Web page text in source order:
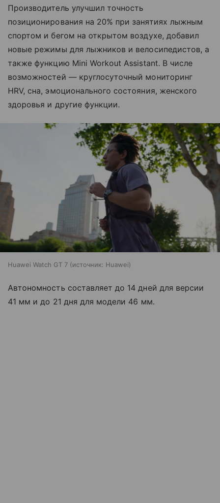
Производитель улучшил точность
позиционирования на 20% при занятиях лыжным
спортом и бегом на открытом воздухе, добавил
новые режимы для лыжников и велосипедистов, а
также функцию Mini Workout Assistant. В числе
возможностей — круглосуточный мониторинг
HRV, сна, эмоционального состояния, женского
здоровья и другие функции.
Huawei Watch GT 7 источник: Huawei
Автономность составляет до 14 дней для версии
41 мм и до 21 дня для модели 46 мм.